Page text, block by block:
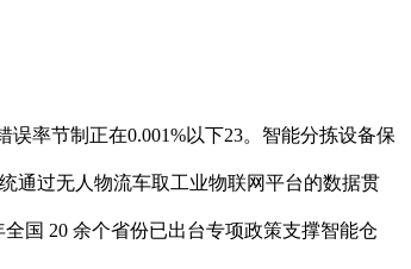
率节制正在0.001%以下23。智能分拣设备保
通过无人物流车取工业物联网平台的数据贯
国 20 余个省份已出台专项政策支撑智能仓